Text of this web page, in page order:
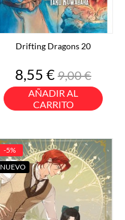
Drifting Dragons 20
Precio
8,55 €Precio
base
9,00 €
AÑADIR AL
CARRITO
-5%
NUEVO